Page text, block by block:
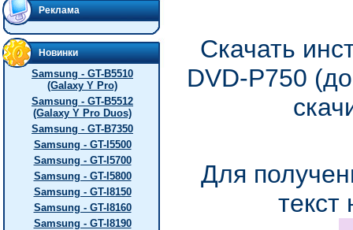
Реклама
Новинки
Samsung - GT-B5510
(Galaxy Y Pro)
Samsung - GT-B5512
(Galaxy Y Pro Duos)
Samsung - GT-B7350
Samsung - GT-I5500
Samsung - GT-I5700
Samsung - GT-I5800
Samsung - GT-I8150
Samsung - GT-I8160
Samsung - GT-I8190
Скачать
DVD-P750
Для
текст